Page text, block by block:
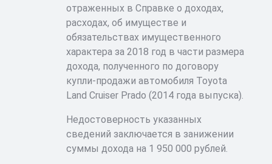
отраженных в Справке о доходах,
расходах, об имуществе и
обязательствах имущественного
характера за 2018 год в части размера
дохода, полученного по договору
купли-продажи автомобиля Toyota
Land Cruiser Prado (2014 года выпуска).
Недостоверность указанных
сведений заключается в занижении
суммы дохода на 1 950 000 рублей.